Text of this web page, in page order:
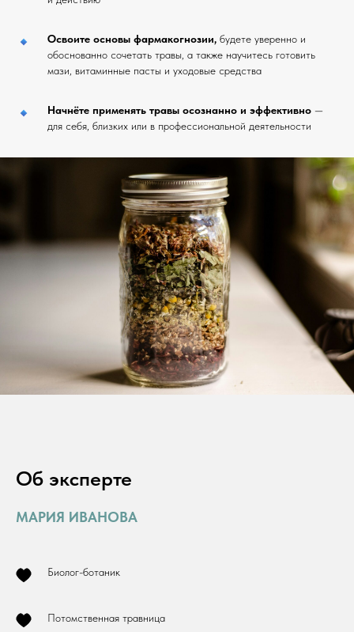
Освоите основы фармакогнозии, будете уверенно и
обоснованно сочетать травы, а также научитесь готовить
мази, витаминные пасты и уходовые средства
Начнёте применять травы осознанно и эффективно —
для себя, близких или в профессиональной деятельности
Об эксперте
МАРИЯ ИВАНОВА
Биолог-ботаник
Потомственная травница